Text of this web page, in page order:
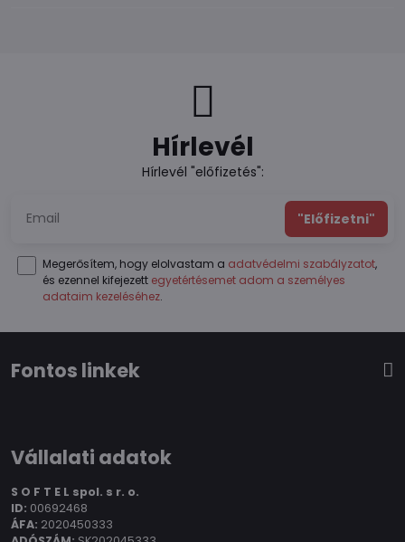
Hírlevél
Hírlevél "előfizetés":
"Előfizetni"
Megerősítem, hogy elolvastam a adatvédelmi szabályzatot,
és ezennel kifejezett egyetértésemet adom a személyes
adataim kezeléséhez.
Fontos linkek
Vállalati adatok
S O F T E L spol. s r. o.
ID: 00692468
ÁFA: 2020450333